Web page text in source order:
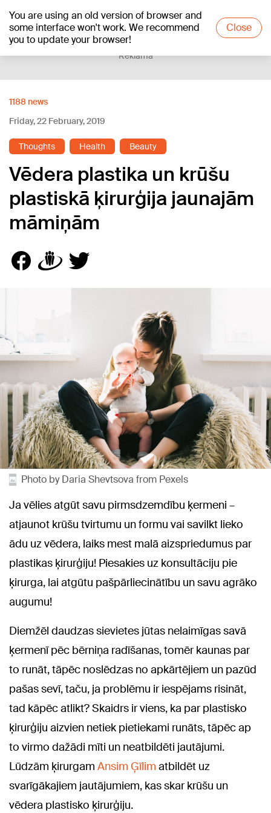
You are using an old version of browser and
some interface won't work. We recommend
you to update your browser!
Close
+21°C
Reklāma
1188 news
Friday, 22 February, 2019
Thoughts Health Beauty
Vēdera plastika un krūšu
plastiskā ķirurģija jaunajām
māmiņām
Photo by Daria Shevtsova from Pexels
Ja vēlies atgūt savu pirmsdzemdību ķermeni –
atjaunot krūšu tvirtumu un formu vai savilkt lieko
ādu uz vēdera, laiks mest malā aizspriedumus par
plastikas ķirurģiju! Piesakies uz konsultāciju pie
ķirurga, lai atgūtu pašpārliecinātību un savu agrāko
augumu!
Diemžēl daudzas sievietes jūtas nelaimīgas savā
ķermenī pēc bērniņa radīšanas, tomēr kaunas par
to runāt, tāpēc noslēdzas no apkārtējiem un pazūd
pašas sevī, taču, ja problēmu ir iespējams risināt,
tad kāpēc atlikt? Skaidrs ir viens, ka par plastisko
ķirurģiju aizvien netiek pietiekami runāts, tāpēc ap
to virmo dažādi mīti un neatbildēti jautājumi.
Lūdzām ķirurgam Ansim Ģīlim atbildēt uz
svarīgākajiem jautājumiem, kas skar krūšu un
vēdera plastisko ķirurģiju.